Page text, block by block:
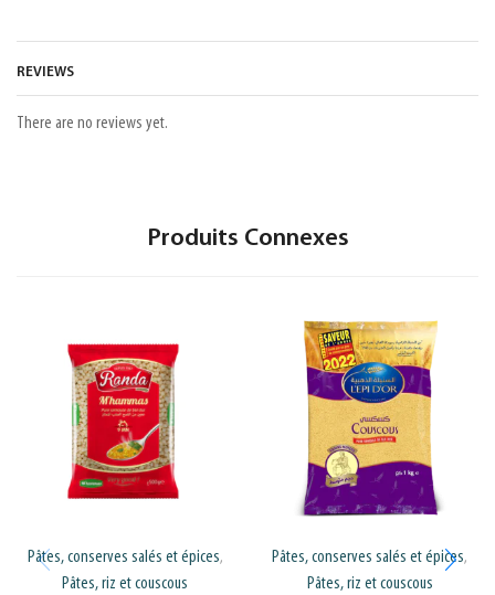
REVIEWS
There are no reviews yet.
Produits Connexes
Pâtes, conserves salés et épices,
Pâtes, riz et couscous
Pâtes, conserves salés et épices,
Pâtes, riz et couscous